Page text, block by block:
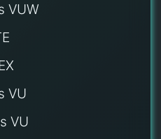
VUW
VU
VU